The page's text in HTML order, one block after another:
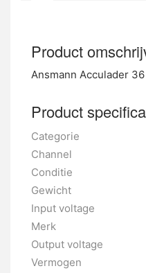
Product
Ansmann Acculader 36
Product
Categorie
Channel
Conditie
Gewicht
Input voltage
Merk
Output voltage
Vermogen